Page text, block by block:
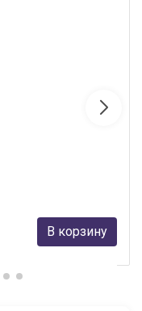
В корзину